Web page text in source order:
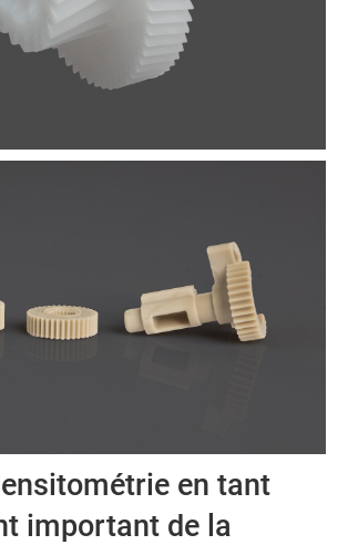
en tant
important de la